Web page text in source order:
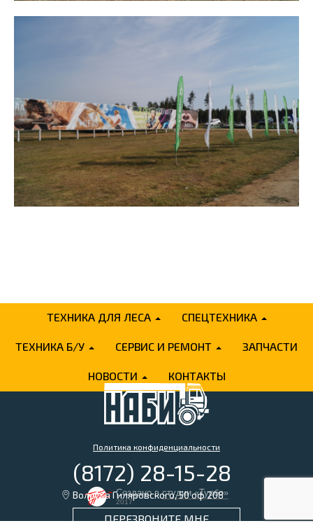
ТЕХНИКА ДЛЯ ЛЕСА СПЕЦТЕХНИКА
ТЕХНИКА Б/У СЕРВИС И РЕМОНТ ЗАПЧАСТИ
НОВОСТИ КОНТАКТЫ
Политика конфиденциальности
Создано встудии «Турбо»
2017
(8172) 28-15-28
Вологда Гиляровского, 50 оф 208
ПЕРЕЗВОНИТЕ МНЕ